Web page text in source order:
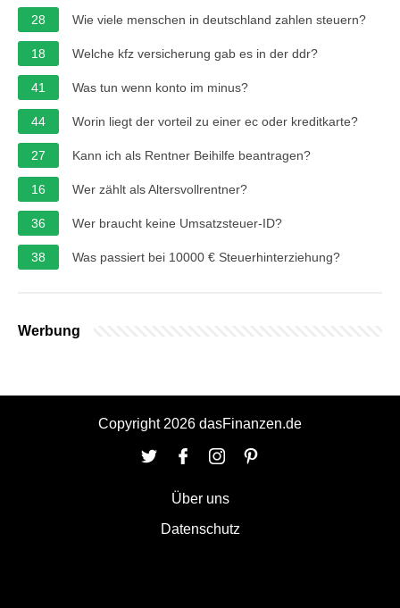
28 Wie viele menschen in deutschland zahlen steuern?
18 Welche kfz versicherung gab es in der ddr?
41 Was tun wenn konto im minus?
44 Worin liegt der vorteil zu einer ec oder kreditkarte?
27 Kann ich als Rentner Beihilfe beantragen?
16 Wer zählt als Altersvollrentner?
36 Wer braucht keine Umsatzsteuer-ID?
38 Was passiert bei 10000 € Steuerhinterziehung?
Werbung
Copyright 2026 dasFinanzen.de
Über uns
Datenschutz